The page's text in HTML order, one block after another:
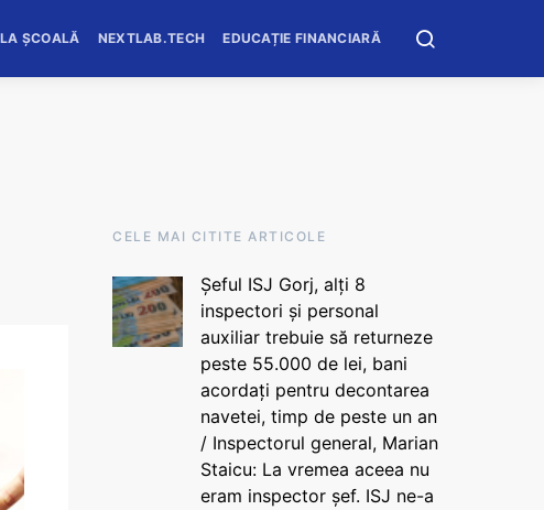
ȘCOALĂ NEXTLAB.TECH EDUCAȚIE FINANCIARĂ
CELE MAI CITITE ARTICOLE
Șeful ISJ Gorj, alți 8
inspectori și personal
auxiliar trebuie să returneze
peste 55.000 de lei, bani
acordați pentru decontarea
navetei, timp de peste un an
/ Inspectorul general, Marian
Staicu: La vremea aceea nu
eram inspector șef. ISJ ne-a